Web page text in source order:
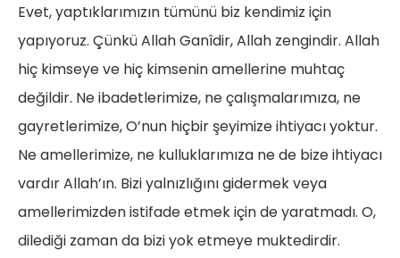
Evet, yaptıklarımızın tümünü biz kendimiz için
yapıyoruz. Çünkü Allah Ganîdir, Allah zengindir. Allah
hiç kimseye ve hiç kimsenin amellerine muhtaç
değildir. Ne ibadetlerimize, ne çalışmalarımıza, ne
gayretlerimize, O’nun hiçbir şeyimize ihtiyacı yoktur.
Ne amellerimize, ne kulluklarımıza ne de bize ihtiyacı
vardır Allah’ın. Bizi yalnızlığını gidermek veya
amellerimizden istifade etmek için de yaratmadı. O,
dilediği zaman da bizi yok etmeye muktedirdir.